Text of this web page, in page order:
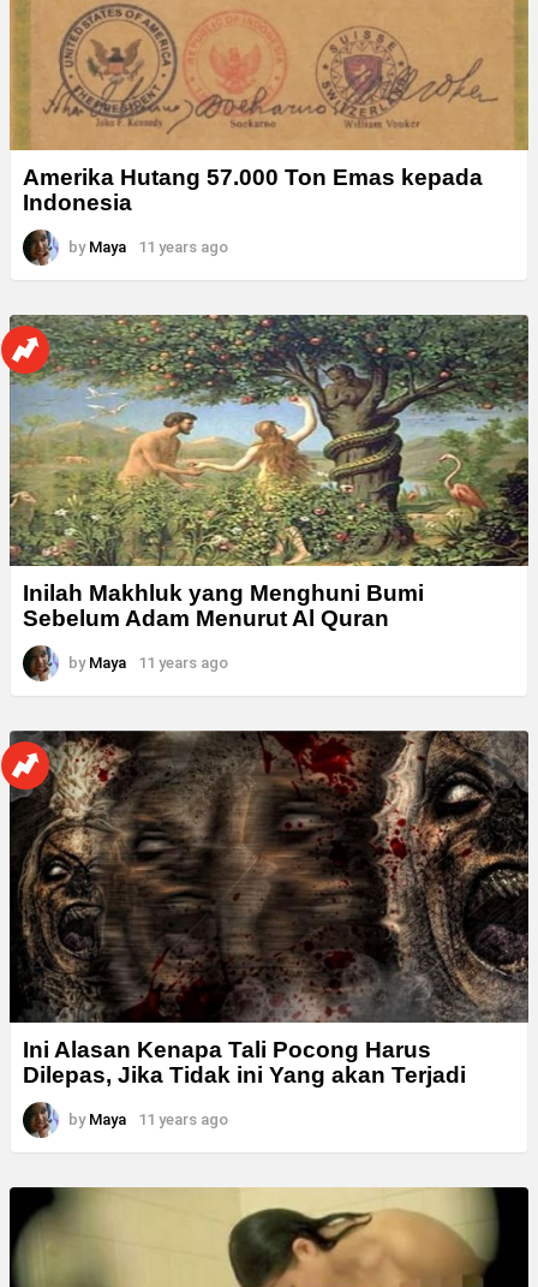
Amerika Hutang 57.000 Ton Emas kepada
Indonesia
by Maya 11 years ago
Inilah Makhluk yang Menghuni Bumi
Sebelum Adam Menurut Al Quran
by Maya 11 years ago
Ini Alasan Kenapa Tali Pocong Harus
Dilepas, Jika Tidak ini Yang akan Terjadi
by Maya 11 years ago